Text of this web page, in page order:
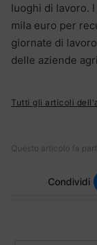
luoghi di lavoro.
mila euro per
giornate di
delle aziende
Tutti gli articoli
Questo articolo fa
Condividi